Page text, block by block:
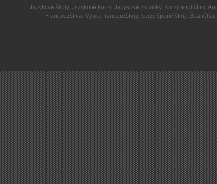
Jazykové školy, Jazykové kurzy, Jazykové zkoušky, Kurzy angličtiny,
Francouzština,Výuka francouzštiny, Kurzy španělštiny,